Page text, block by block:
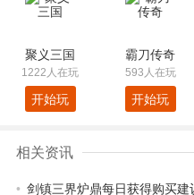
聚义三国
1222人在玩
开始玩
霸刀传奇
593人在玩
开始玩
相关资讯
• 剑镇三界炉鼎每日获得购买建